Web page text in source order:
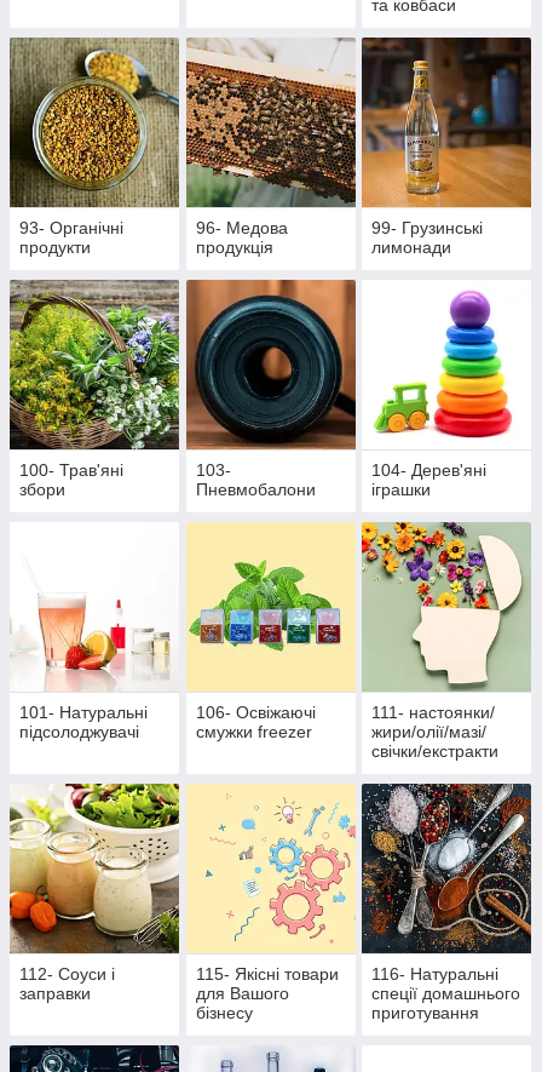
та ковбаси
93- Органічні
продукти
96- Медова
продукція
99- Грузинські
лимонади
100- Трав'яні
збори
103-
Пневмобалони
104- Дерев'яні
іграшки
101- Натуральні
підсолоджувачі
106- Освіжаючі
смужки freezer
111- настоянки/
жири/олії/мазі/
свічки/екстракти
112- Соуси і
заправки
115- Якісні товари
для Вашого
бізнесу
116- Натуральні
спеції домашнього
приготування